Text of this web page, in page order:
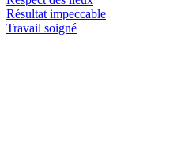
Résultat impeccable
Travail soigné